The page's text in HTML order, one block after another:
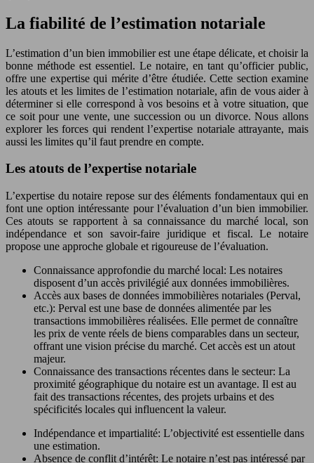
La fiabilité de l’estimation notariale
L’estimation d’un bien immobilier est une étape délicate, et choisir la
bonne méthode est essentiel. Le notaire, en tant qu’officier public,
offre une expertise qui mérite d’être étudiée. Cette section examine
les atouts et les limites de l’estimation notariale, afin de vous aider à
déterminer si elle correspond à vos besoins et à votre situation, que
ce soit pour une vente, une succession ou un divorce. Nous allons
explorer les forces qui rendent l’expertise notariale attrayante, mais
aussi les limites qu’il faut prendre en compte.
Les atouts de l’expertise notariale
L’expertise du notaire repose sur des éléments fondamentaux qui en
font une option intéressante pour l’évaluation d’un bien immobilier.
Ces atouts se rapportent à sa connaissance du marché local, son
indépendance et son savoir-faire juridique et fiscal. Le notaire
propose une approche globale et rigoureuse de l’évaluation.
Connaissance approfondie du marché local: Les notaires
disposent d’un accès privilégié aux données immobilières.
Accès aux bases de données immobilières notariales (Perval,
etc.): Perval est une base de données alimentée par les
transactions immobilières réalisées. Elle permet de connaître
les prix de vente réels de biens comparables dans un secteur,
offrant une vision précise du marché. Cet accès est un atout
majeur.
Connaissance des transactions récentes dans le secteur: La
proximité géographique du notaire est un avantage. Il est au
fait des transactions récentes, des projets urbains et des
spécificités locales qui influencent la valeur.
Indépendance et impartialité: L’objectivité est essentielle dans
une estimation.
Absence de conflit d’intérêt: Le notaire n’est pas intéressé par